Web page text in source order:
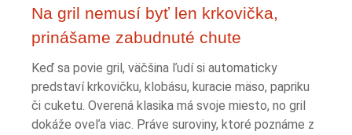
Na gril nemusí byť len krkovička,
prinášame zabudnuté chute
Keď sa povie gril, väčšina ľudí si automaticky
predstaví krkovičku, klobásu, kuracie mäso, papriku
či cuketu. Overená klasika má svoje miesto, no gril
dokáže oveľa viac. Práve suroviny, ktoré poznáme z